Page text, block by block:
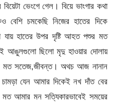
ভেংগে গেল। বিয়ে ভাংগার কথা
বেশি চমকেছি নিজের হাতের দিকে
যায় হাতের উপর দৃষ্টি আহত পশুর মত
ছিলো মৃদু হাওয়ার দোলায়
মত সতেজ,জীবন্ত। অথচ আজ নানান
যেন আমার দিকেই নখ দাঁত বের
আমার মন সত্যিকারভাবেই সময়ের